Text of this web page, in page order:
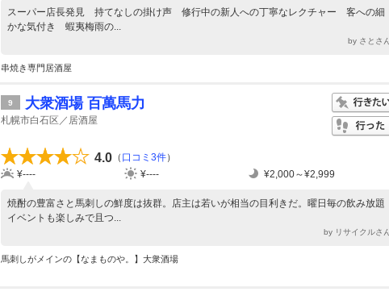
スーパー店長発見 持てなしの掛け声 修行中の新人への丁寧なレクチャー 客への細
かな気付き 蝦夷梅雨の...
by さとさん
串焼き専門居酒屋
9 大衆酒場 百萬馬力
札幌市白石区／居酒屋
4.0 （ 口コミ3件）
¥----
¥---- ¥2,000～¥2,999
焼酎の豊富さと馬刺しの鮮度は抜群。店主は若いが相当の目利きだ。曜日毎の飲み放題
イベントも楽しみで且つ...
by リサイクルさん
馬刺しがメインの【なまものや。】大衆酒場